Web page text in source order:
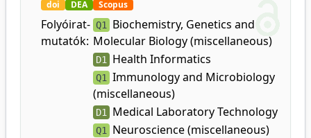
doi DEA Scopus
Folyóirat-
mutatók:
Q1
Biochemistry, Genetics and
Molecular Biology (miscellaneous)
D1 Health Informatics
Q1
Immunology and Microbiology
(miscellaneous)
D1 Medical Laboratory Technology
Q1 Neuroscience (miscellaneous)